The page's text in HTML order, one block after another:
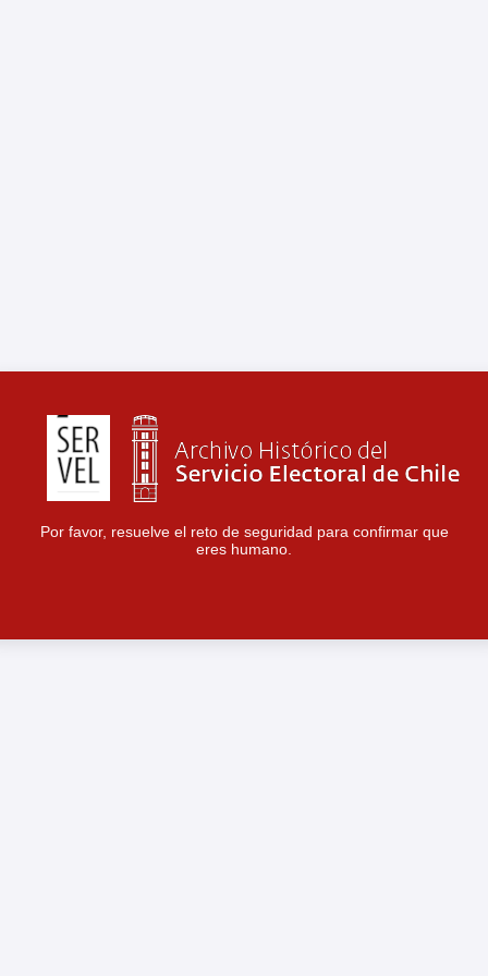
Por favor, resuelve el reto de seguridad para confirmar que
eres humano.